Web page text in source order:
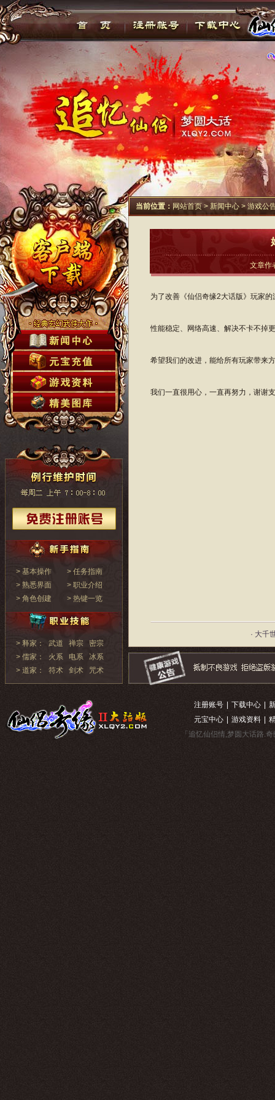
> 基本操作
> 任务指南
> 熟悉界面
> 职业介绍
> 角色创建
> 热键一览
> 释家： 武道 禅宗
密宗
> 儒家：
火系 电系
冰系
> 道家：
符术 剑术 咒术
当前位置： 网站首页> 新闻中心 > 游戏公
文章
为了改善《仙侣奇缘2大话版》玩家
性能稳定、网络高速、解决不卡不掉
希望我们的改进，能给所有玩家带来
我们一直很用心，一直再努力，谢谢
· 大千
注册账号 下载中心
元宝中心
游戏资料
「追忆仙侣情,梦圆大话路.